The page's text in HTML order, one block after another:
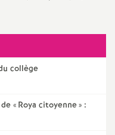
e
g
collège
« Roya citoyenne» :